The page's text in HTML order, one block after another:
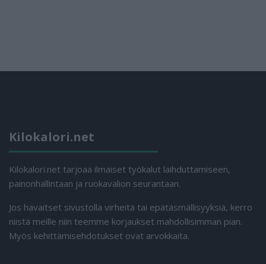
Kilokalori.net
Kilokalori.net tarjoaa ilmaiset työkalut laihduttamiseen,
painonhallintaan ja ruokavalion seurantaan.
Jos havaitset sivustolla virheitä tai epätäsmällisyyksiä, kerro
niistä meille niin teemme korjaukset mahdollisimman pian.
Myös kehittämisehdotukset ovat arvokkaita.